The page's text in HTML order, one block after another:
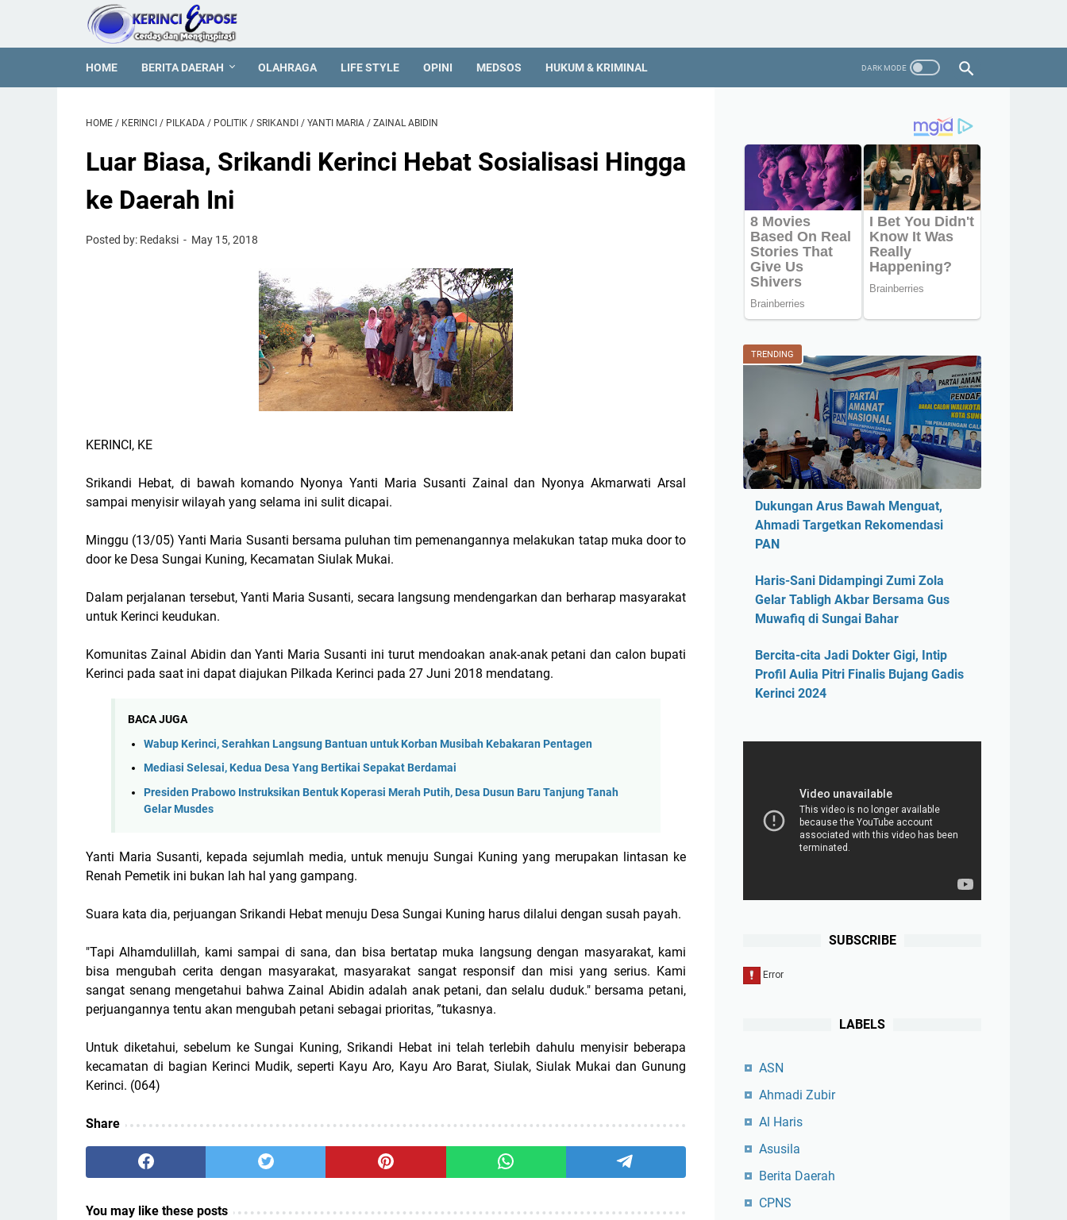
HOME BERITA DAERAH OLAHRAGA LIFE STYLE OPINI MEDSOS HUKUM & KRIMINAL
HOME / KERINCI / PILKADA / POLITIK / SRIKANDI / YANTI MARIA / ZAINAL ABIDIN
Luar Biasa, Srikandi Kerinci Hebat Sosialisasi Hingga
ke Daerah Ini
Posted by: Redaksi May 15, 2018
KERINCI, KE
Srikandi Hebat, di bawah komando Nyonya Yanti Maria Susanti Zainal dan Nyonya Akmarwati Arsal
sampai menyisir wilayah yang selama ini sulit dicapai.
Minggu (13/05) Yanti Maria Susanti bersama puluhan tim pemenangannya melakukan tatap muka door to
door ke Desa Sungai Kuning, Kecamatan Siulak Mukai.
Dalam perjalanan tersebut, Yanti Maria Susanti, secara langsung mendengarkan dan berharap masyarakat
untuk Kerinci keudukan.
Komunitas Zainal Abidin dan Yanti Maria Susanti ini turut mendoakan anak-anak petani dan calon bupati
Kerinci pada saat ini dapat diajukan Pilkada Kerinci pada 27 Juni 2018 mendatang.
BACA JUGA
Wabup Kerinci, Serahkan Langsung Bantuan untuk Korban Musibah Kebakaran Pentagen
Mediasi Selesai, Kedua Desa Yang Bertikai Sepakat Berdamai
Presiden Prabowo Instruksikan Bentuk Koperasi Merah Putih, Desa Dusun Baru Tanjung Tanah
Gelar Musdes
Yanti Maria Susanti, kepada sejumlah media, untuk menuju Sungai Kuning yang merupakan lintasan ke
Renah Pemetik ini bukan lah hal yang gampang.
Suara kata dia, perjuangan Srikandi Hebat menuju Desa Sungai Kuning harus dilalui dengan susah payah.
"Tapi Alhamdulillah, kami sampai di sana, dan bisa bertatap muka langsung dengan masyarakat, kami
bisa mengubah cerita dengan masyarakat, masyarakat sangat responsif dan misi yang serius. Kami
sangat senang mengetahui bahwa Zainal Abidin adalah anak petani, dan selalu duduk." bersama petani,
perjuangannya tentu akan mengubah petani sebagai prioritas, ”tukasnya.
Untuk diketahui, sebelum ke Sungai Kuning, Srikandi Hebat ini telah terlebih dahulu menyisir beberapa
kecamatan di bagian Kerinci Mudik, seperti Kayu Aro, Kayu Aro Barat, Siulak, Siulak Mukai dan Gunung
Kerinci. (064)
Share
You may like these posts
TRENDING
Dukungan Arus Bawah Menguat,
Ahmadi Targetkan Rekomendasi
PAN
Haris-Sani Didampingi Zumi Zola
Gelar Tabligh Akbar Bersama Gus
Muwafiq di Sungai Bahar
Bercita-cita Jadi Dokter Gigi, Intip
Profil Aulia Pitri Finalis Bujang Gadis
Kerinci 2024
SUBSCRIBE
LABELS
ASN
Ahmadi Zubir
Al Haris
Asusila
Berita Daerah
CPNS